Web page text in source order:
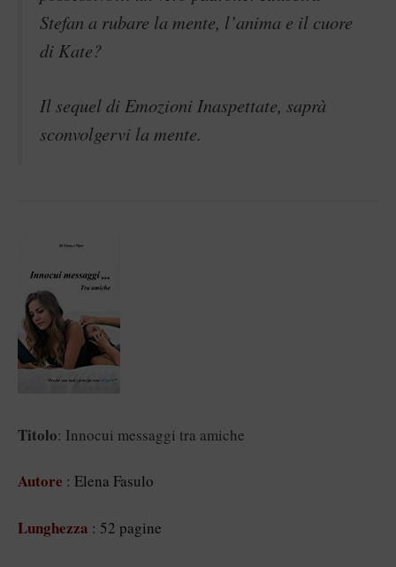
Stefan a rubare la mente, l’anima e il cuore
di Kate?
Il sequel di Emozioni Inaspettate, saprà
sconvolgervi la mente.
Titolo: Innocui messaggi tra amiche
Autore : Elena Fasulo
Lunghezza : 52 pagine